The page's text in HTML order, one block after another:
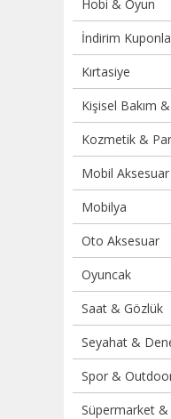
Hobi & Oyun
İndirim
Kırtasiye
Kişisel Bakım &
Kozmetik &
Mobil Aksesuar
Mobilya
Oto Aksesuar
Oyuncak
Saat & Gözlük
Seyahat &
Spor &
Süpermarket